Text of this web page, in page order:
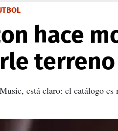
hace
está claro: el catálogo